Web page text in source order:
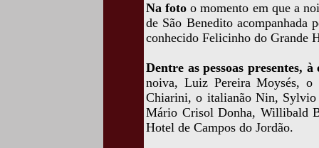
Na fotoo momento em que a
de São Benedito
conhecido Felicinho do Grande
Dentre as pessoas presentes, à
noiva, Luiz Pereira Moysés, o
Chiarini, o italianão Nin, Sylvio
Mário Crisol Donha, Willibald
Hotel de Campos do Jordão.